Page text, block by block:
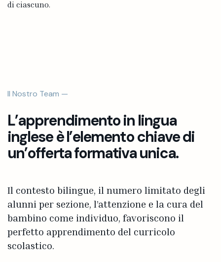
di ciascuno.
Il Nostro Team —
L’apprendimento in lingua
inglese è l’elemento chiave di
un’offerta formativa unica.
Il contesto bilingue, il numero limitato degli
alunni per sezione, l’attenzione e la cura del
bambino come individuo, favoriscono il
perfetto apprendimento del curricolo
scolastico.